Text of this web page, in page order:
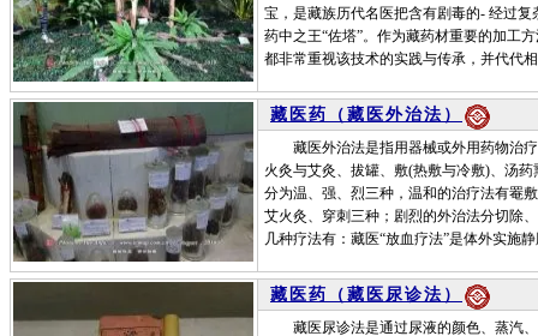
宝，是藏族历代名医把含有剧毒的- 经过
药中之王“佐塔”。作为藏药材重要的加工
都非常重视该技术的实践与传承，并代代
藏医药（藏医外治法）
藏医外治法是指用器械或外用药物治疗
火灸与艾灸、拔罐、敷(热敷与冷敷)、汤
分为温、强、烈三种，温和的治疗法有罨
艾火灸、穿刺三种；剧烈的外治法分切除
几种疗法有：藏医“放血疗法”是体外实
藏医药（藏医尿诊法）
藏医尿诊法是通过尿液的颜色、蒸汽、